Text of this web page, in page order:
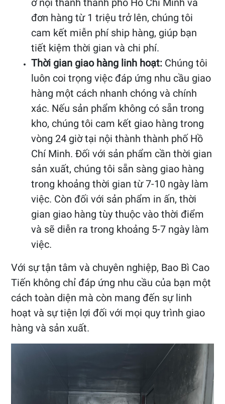
ở nội thành thành phố Hồ Chí Minh và
đơn hàng từ 1 triệu trở lên, chúng tôi
cam kết miễn phí ship hàng, giúp bạn
tiết kiệm thời gian và chi phí.
Thời gian giao hàng linh hoạt: Chúng tôi
luôn coi trọng việc đáp ứng nhu cầu giao
hàng một cách nhanh chóng và chính
xác. Nếu sản phẩm không có sẵn trong
kho, chúng tôi cam kết giao hàng trong
vòng 24 giờ tại nội thành thành phố Hồ
Chí Minh. Đối với sản phẩm cần thời gian
sản xuất, chúng tôi sẵn sàng giao hàng
trong khoảng thời gian từ 7-10 ngày làm
việc. Còn đối với sản phẩm in ấn, thời
gian giao hàng tùy thuộc vào thời điểm
và sẽ diễn ra trong khoảng 5-7 ngày làm
việc.
Với sự tận tâm và chuyên nghiệp, Bao Bì Cao
Tiến không chỉ đáp ứng nhu cầu của bạn một
cách toàn diện mà còn mang đến sự linh
hoạt và sự tiện lợi đối với mọi quy trình giao
hàng và sản xuất.